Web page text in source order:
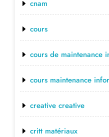
cnam
cours
cours de maintenance
cours maintenance
creative creative
critt matériaux